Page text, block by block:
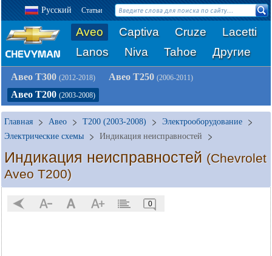
Русский Статьи
Aveo Captiva Cruze
Lacetti
Lanos
Niva Tahoe Другие
Авео Т300 (2012-2018) Авео Т250 (2006-2011)
Авео Т200 (2003-2008)
Главная Авео T200 (2003-2008)
Электрооборудование
Электрические схемы
Индикация неисправностей
Индикация неисправностей (Chevrolet
Aveo T200)
0